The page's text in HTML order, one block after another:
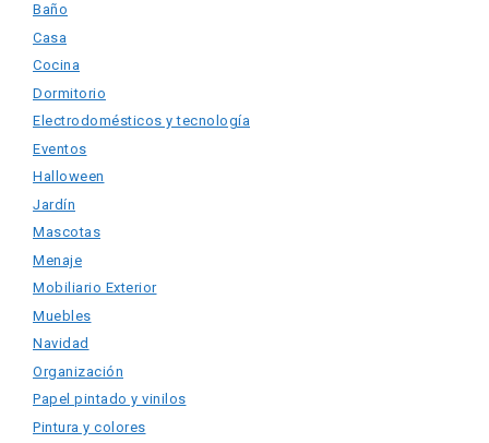
Baño
Casa
Cocina
Dormitorio
Electrodomésticos y tecnología
Eventos
Halloween
Jardín
Mascotas
Menaje
Mobiliario Exterior
Muebles
Navidad
Organización
Papel pintado y vinilos
Pintura y colores